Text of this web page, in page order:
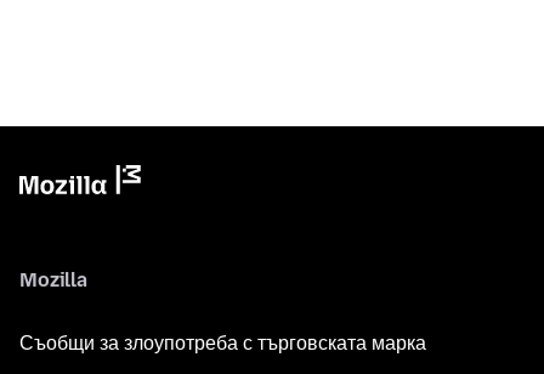
Mozilla
Съобщи за злоупотреба с търговската марка